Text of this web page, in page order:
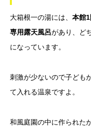
大箱根一の湯には、 本館
専用露天風呂があり、ど
になっています。
刺激が少ないので子ども
て入れる温泉ですよ。
和風庭園の中に作られた